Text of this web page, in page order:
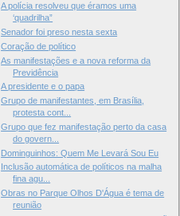
A polícia resolveu que éramos uma
‘quadrilha”
Senador foi preso nesta sexta
Coração de político
As manifestações e a nova reforma da
Previdência
A presidente e o papa
Grupo de manifestantes, em Brasília,
protesta cont...
Grupo que fez manifestação perto da casa
do govern...
Dominguinhos: Quem Me Levará Sou Eu
Inclusão automática de políticos na malha
fina agu...
Obras no Parque Olhos D'Água é tema de
reunião